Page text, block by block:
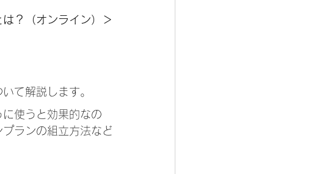
？（オンライン）＞
て解説します。
使うと効果的なの
ランの組立方法など